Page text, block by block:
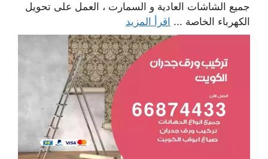
جميع الشاشات العادية و السمارت ، العمل على تحويل
الكهرباء الخاصة ... اقرأ المزيد